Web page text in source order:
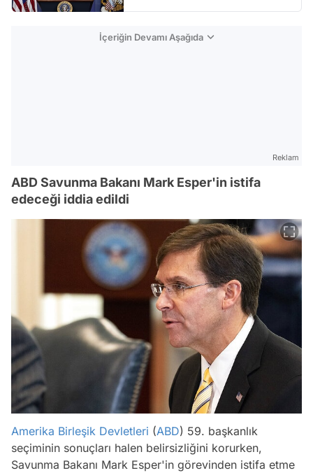
İçeriğin Devamı Aşağıda
Reklam
ABD Savunma Bakanı Mark Esper'in istifa
edeceği iddia edildi
Amerika Birleşik Devletleri (ABD) 59. başkanlık
seçiminin sonuçları halen belirsizliğini korurken,
Savunma Bakanı Mark Esper'in görevinden istifa etme